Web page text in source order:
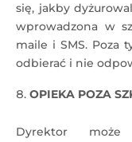
się, jakby
wprowadzona w
maile i SMS. Poza
odbierać i nie
OPIEKA POZA
Dyrektor może